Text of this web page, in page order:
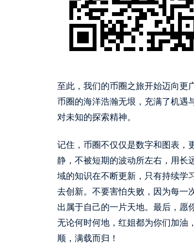
至此，我们的币圈之旅开始迈向更
币圈的海洋浩瀚无垠，充满了机遇
对未知的探索精神。
记住，币圈不仅仅是数字和图表，
静，不被短期的波动所左右，用长
域的知识在不断更新，只有持续学
去创新。不要害怕失败，因为每一
出属于自己的一片天地。最后，愿
无论何时何地，红姐都为你们加油
顺，满载而归！